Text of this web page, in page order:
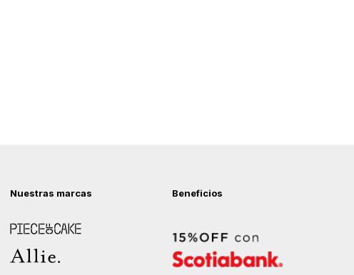
Nuestras marcas
Piece of Cake
Allie
Beneficios